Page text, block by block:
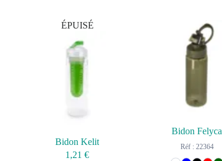
ÉPUISÉ
Bidon Kelit
1,21€
Bidon Felyca
Réf : 22364